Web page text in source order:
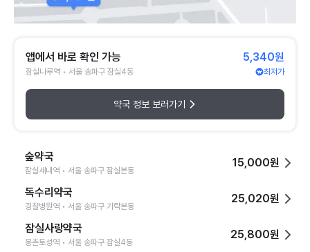
앱에서 바로 확인 가능
잠실나루역 • 서울 송파구 잠실4동
5,340원
최저가
약국 정보 보러가기
숲약국
잠실새내역 • 서울 송파구 잠실본동
15,000원
독수리약국
경찰병원역 • 서울 송파구 가락본동
25,020원
잠실사랑약국
몽촌토성역 • 서울 송파구 잠실4동
25,800원